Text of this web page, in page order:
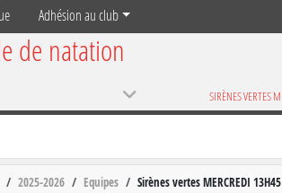
Adhésion au club
de natation
2025-2026 Equipes Sirènes vertes MERCREDI 13H45